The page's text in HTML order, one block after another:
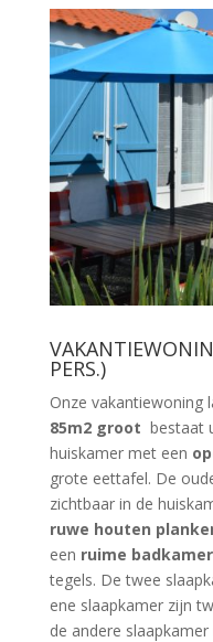
PERS.)
Onze vakantiewoning
85m2 groot bestaat
huiskamer met een
grote eettafel. De
zichtbaar in de
ruwe houten
een ruime badkamer
tegels. De twee
ene slaapkamer zijn
de andere